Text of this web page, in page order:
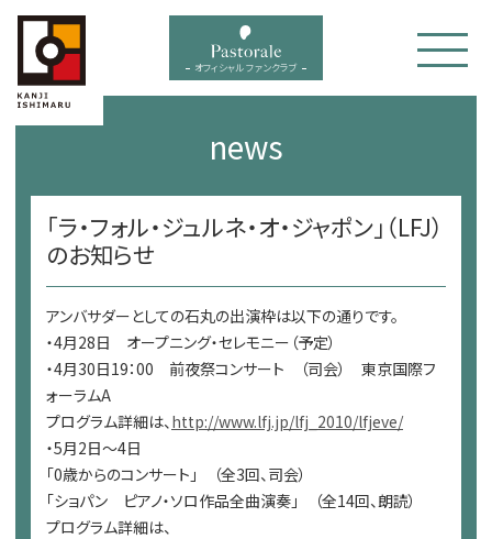
menu オフィシャル ファンクラブ
news
「ラ・フォル・ジュルネ・オ・ジャポン」（LFJ）
のお知らせ
アンバサダーとしての石丸の出演枠は以下の通りです。
・4月28日 オープニング・セレモニー（予定）
・4月30日19：00 前夜祭コンサート （司会） 東京国際フ
ォーラムA
プログラム詳細は、 http://www.lfj.jp/lfj_2010/lfjeve/
・5月2日～4日
「0歳からのコンサート」 （全3回、司会）
「ショパン ピアノ・ソロ作品全曲演奏」 （全14回、朗読）
プログラム詳細は、